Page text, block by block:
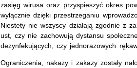
zasięg wirusa oraz przyspieszyć okres
wyłącznie dzięki przestrzeganiu
Niestety nie wszyscy działają zgodnie z
ust, czy nie zachowują dystansu
dezynfekujących, czy jednorazowych
Ograniczenia, nakazy i zakazy zostały